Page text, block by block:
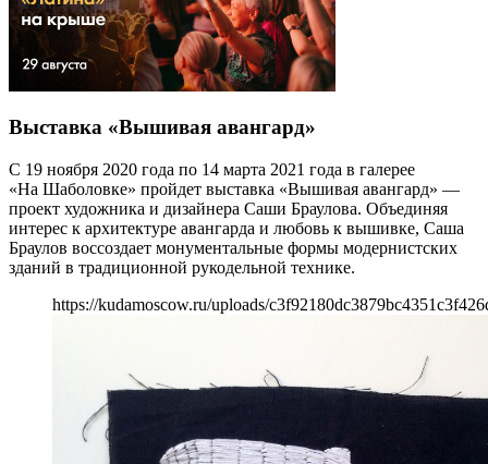
Выставка «Вышивая авангард»
С 19 ноября 2020 года по 14 марта 2021 года в галерее
«На Шаболовке» пройдет выставка «Вышивая авангард» —
проект художника и дизайнера Саши Браулова. Объединяя
интерес к архитектуре авангарда и любовь к вышивке, Саша
Браулов воссоздает монументальные формы модернистских
зданий в традиционной рукодельной технике.
https://kudamoscow.ru/uploads/